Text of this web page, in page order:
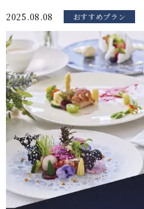
2025.08.08 おすすめプラン